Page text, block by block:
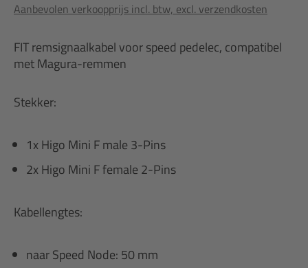
Aanbevolen verkoopprijs incl. btw, excl. verzendkosten
FIT remsignaalkabel voor speed pedelec, compatibel
met Magura-remmen
Stekker:
1x Higo Mini F male 3-Pins
2x Higo Mini F female 2-Pins
Kabellengtes:
naar Speed Node: 50 mm